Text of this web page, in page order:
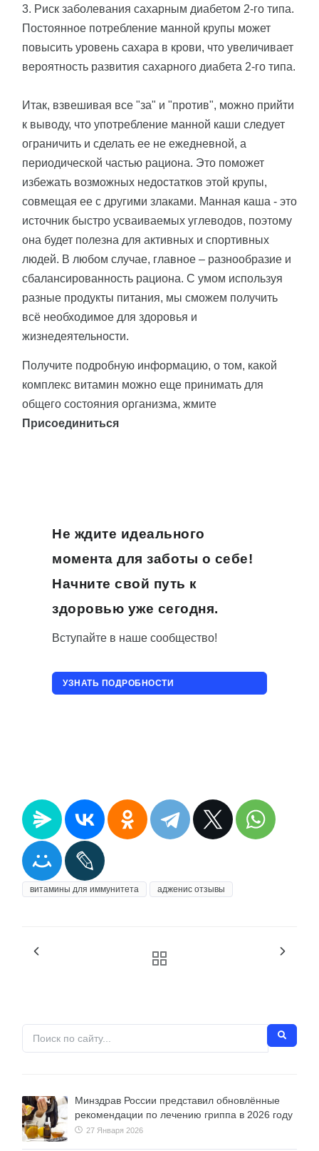
3. Риск заболевания сахарным диабетом 2-го типа.
Постоянное потребление манной крупы может
повысить уровень сахара в крови, что увеличивает
вероятность развития сахарного диабета 2-го типа.
Итак, взвешивая все "за" и "против", можно прийти
к выводу, что употребление манной каши следует
ограничить и сделать ее не ежедневной, а
периодической частью рациона. Это поможет
избежать возможных недостатков этой крупы,
совмещая ее с другими злаками. Манная каша - это
источник быстро усваиваемых углеводов, поэтому
она будет полезна для активных и спортивных
людей. В любом случае, главное – разнообразие и
сбалансированность рациона. С умом используя
разные продукты питания, мы сможем получить
всё необходимое для здоровья и
жизнедеятельности.
Получите подробную информацию, о том, какой
комплекс витамин можно еще принимать для
общего состояния организма, жмите
Присоединиться
Не ждите идеального
момента для заботы о себе!
Начните свой путь к
здоровью уже сегодня.
Вступайте в наше сообщество!
УЗНАТЬ ПОДРОБНОСТИ
витамины для иммунитета адженис отзывы
Минздрав России представил обновлённые
рекомендации по лечению гриппа в 2026 году
27 Января 2026